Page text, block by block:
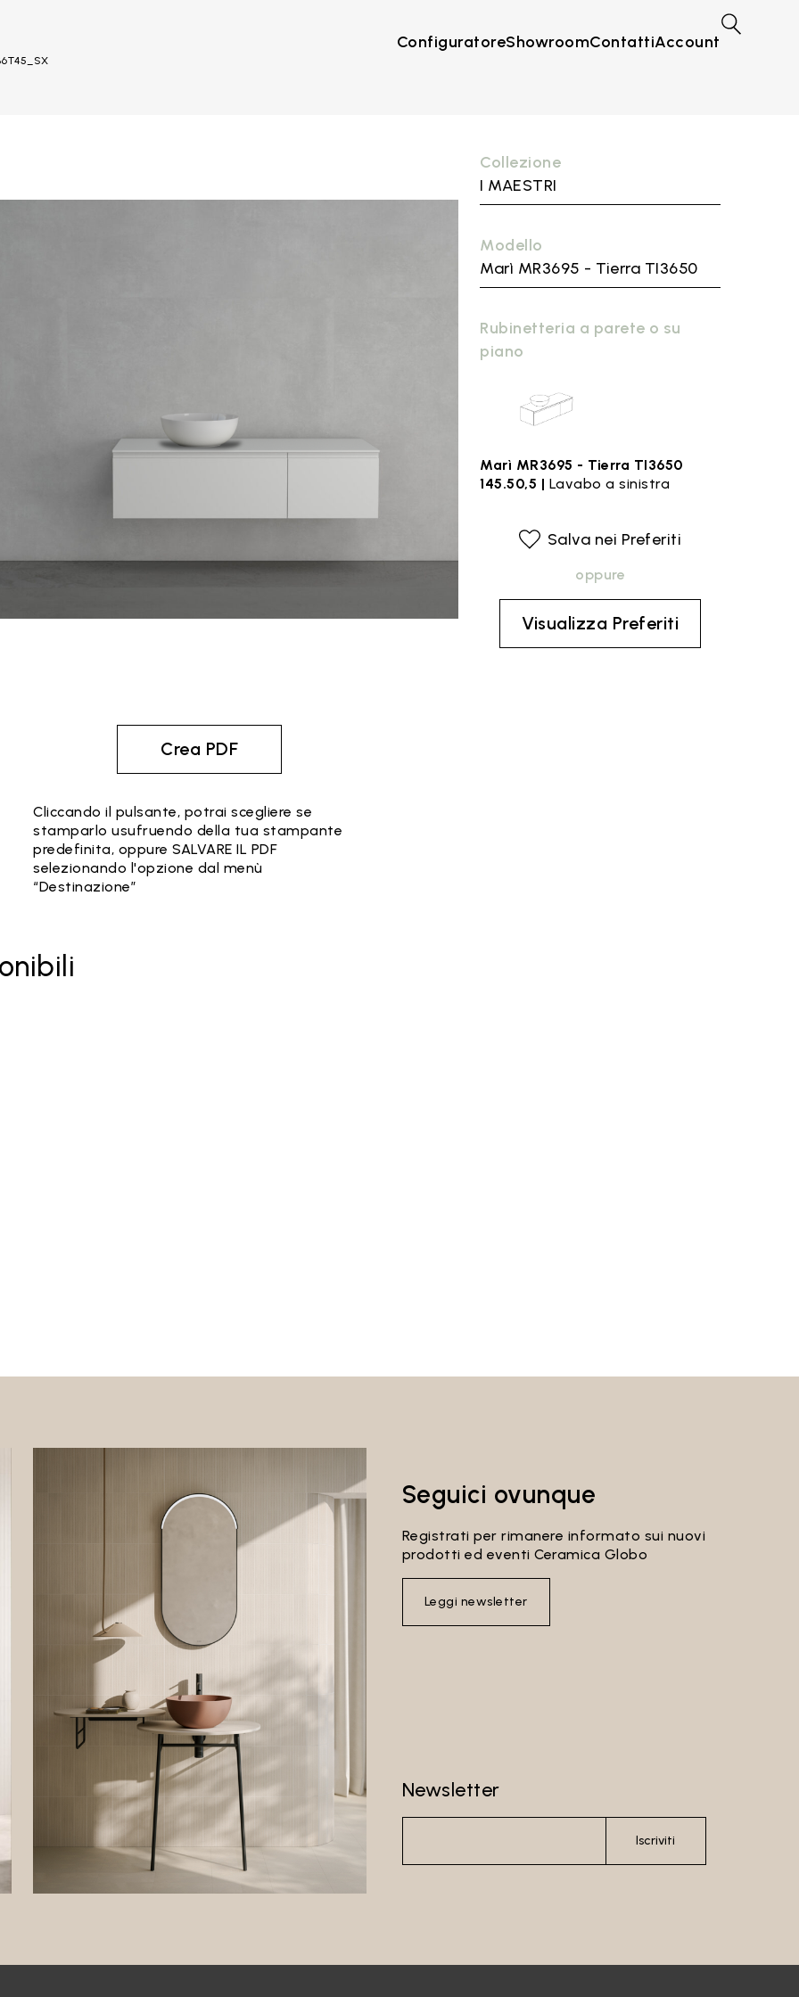
ConfiguratoreShowroomContattiAccount
Collezione
I MAESTRI
Modello
Marì MR3695 - Tierra TI3650
Rubinetteria a parete o su
piano
Marì MR3695 - Tierra TI3650
145.50,5 | Lavabo a sinistra
Salva nei Preferiti
oppure
Visualizza Preferiti
Crea PDF
Cliccando il pulsante, potrai scegliere se
stamparlo usufruendo della tua stampante
predefinita, oppure SALVARE IL PDF
selezionando l'opzione dal menù
“Destinazione”
Seguici ovunque
Registrati per rimanere informato sui nuovi
prodotti ed eventi Ceramica Globo
Leggi newsletter
Newsletter
Iscriviti